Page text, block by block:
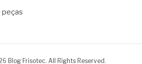
peças
Blog Frisotec. All Rights Reserved.